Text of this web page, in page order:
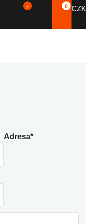
- 0 CZK
Adresa*